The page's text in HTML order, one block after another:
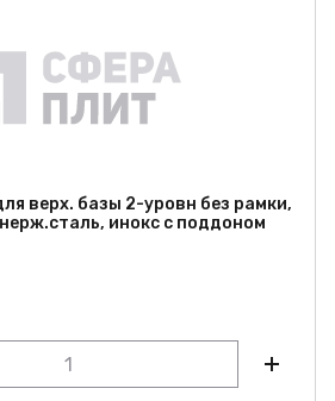
верх. базы 2-уровн без рамки,
инокс с поддоном